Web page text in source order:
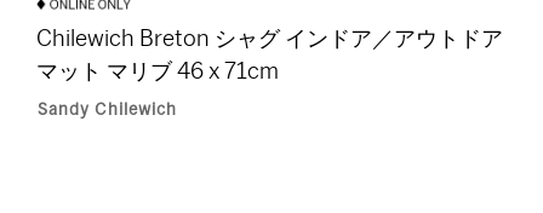
Chilewich Breton シャグ インドア／アウトドア
マット マリブ 46 x 71cm
Sandy Chilewich